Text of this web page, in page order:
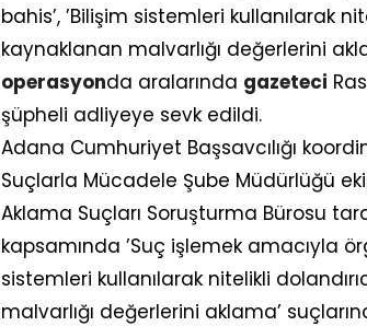
bahis’, ’Bilişim sistemleri kullanılarak
kaynaklanan malvarlığı değerlerini
operasyonda aralarında gazeteci
şüpheli adliyeye sevk edildi.
Adana Cumhuriyet Başsavcılığı
Suçlarla Mücadele Şube Müdürlüğü
Aklama Suçları Soruşturma Bürosu
kapsamında ’Suç işlemek amacıyla
sistemleri kullanılarak nitelikli
malvarlığı değerlerini aklama’